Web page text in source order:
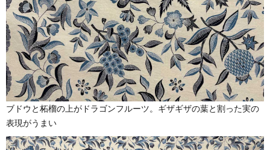
ブドウと柘榴の上がドラゴンフルーツ。ギザギザの葉と割った実の
表現がうまい